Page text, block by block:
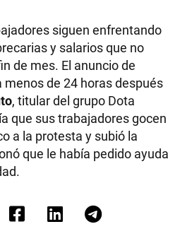
siguen enfrentando
y salarios que no
de mes. El anuncio de
menos de 24 horas después
, titular del grupo Dota
que sus trabajadores gocen
a la protesta y subió la
que le había pedido ayuda